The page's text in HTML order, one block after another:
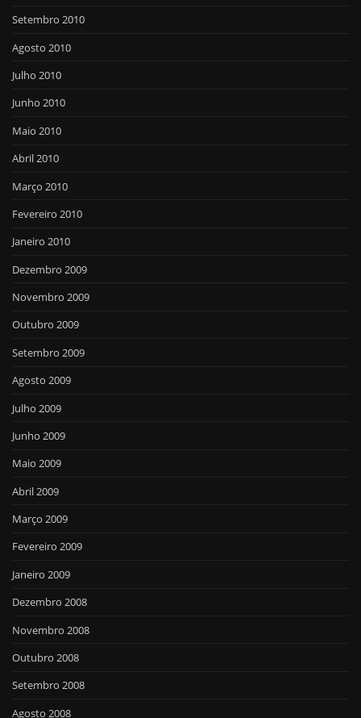
Setembro 2010
Agosto 2010
Julho 2010
Junho 2010
Maio 2010
Abril 2010
Março 2010
Fevereiro 2010
Janeiro 2010
Dezembro 2009
Novembro 2009
Outubro 2009
Setembro 2009
Agosto 2009
Julho 2009
Junho 2009
Maio 2009
Abril 2009
Março 2009
Fevereiro 2009
Janeiro 2009
Dezembro 2008
Novembro 2008
Outubro 2008
Setembro 2008
Agosto 2008